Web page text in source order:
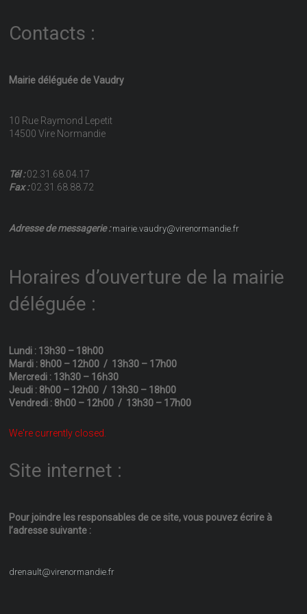
Contacts :
Mairie déléguée de Vaudry
10 Rue Raymond Lepetit
14500 Vire Normandie
Tél :02.31.68.04.17
Fax :02.31.68.88.72
Adresse de messagerie :mairie.vaudry@virenormandie.fr
Horaires d’ouverture de la mairie
déléguée :
Lundi : 13h30 – 18h00
Mardi : 8h00 – 12h00 / 13h30 – 17h00
Mercredi : 13h30 – 16h30
Jeudi : 8h00 – 12h00 / 13h30 – 18h00
Vendredi : 8h00 – 12h00 / 13h30 – 17h00
We're currently closed.
Site internet :
Pour joindre les responsables de ce site, vous pouvez écrire à
l’adresse suivante :
drenault@virenormandie.fr